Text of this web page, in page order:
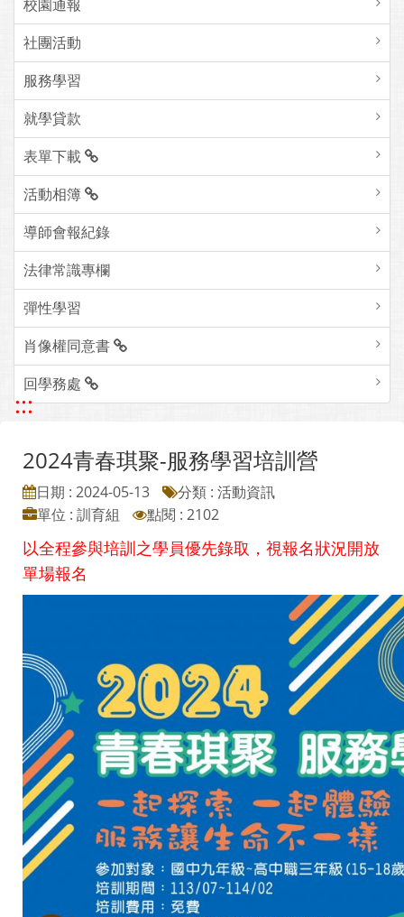
校園通報
社團活動
服務學習
就學貸款
表單下載
活動相簿
導師會報紀錄
法律常識專欄
彈性學習
肖像權同意書
回學務處
:::
2024青春琪聚-服務學習培訓營
日期 : 2024-05-13
分類 : 活動資訊
單位 : 訓育組
點閱 : 2102
以全程參與培訓之學員優先錄取，視報名狀況開放
單場報名